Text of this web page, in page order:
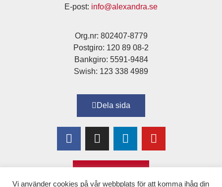
E-post: info@alexandra.se
Org.nr: 802407-8779
Postgiro: 120 89 08-2
Bankgiro: 5591-9484
Swish: 123 338 4989
Dela sida
Vi använder cookies på vår webbplats för att komma ihåg din